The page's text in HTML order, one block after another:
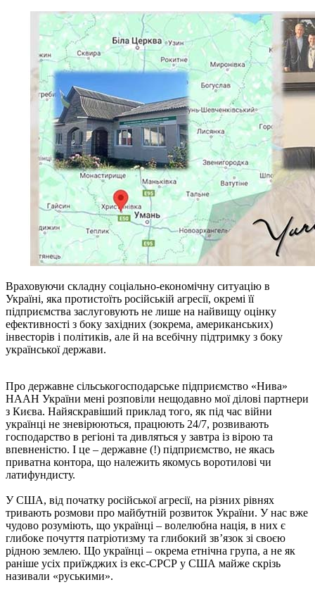
Враховуючи складну соціально-економічну ситуацію в
Україні, яка протистоїть російській агресії, окремі її
підприємства заслуговують не лише на найвищу оцінку
ефективності з боку західних (зокрема, американських)
інвесторів і політиків, але й на всебічну підтримку з боку
української держави.
Про державне сільськогосподарське підприємство «Нива»
НААН України мені розповіли нещодавно мої ділові партнери
з Києва. Найяскравіший приклад того, як під час війни
українці не зневірюються, працюють 24/7, розвивають
господарство в регіоні та дивляться у завтра із вірою та
впевненістю. І це – державне (!) підприємство, не якась
приватна контора, що належить якомусь воротилові чи
латифундисту.
У США, від початку російської агресії, на різних рівнях
тривають розмови про майбутній розвиток України. У нас вже
чудово розуміють, що українці – волелюбна нація, в них є
глибоке почуття патріотизму та глибокий зв’язок зі своєю
рідною землею. Що українці – окрема етнічна група, а не як
раніше усіх приїжджих із екс-СРСР у США майже скрізь
називали «руськими».